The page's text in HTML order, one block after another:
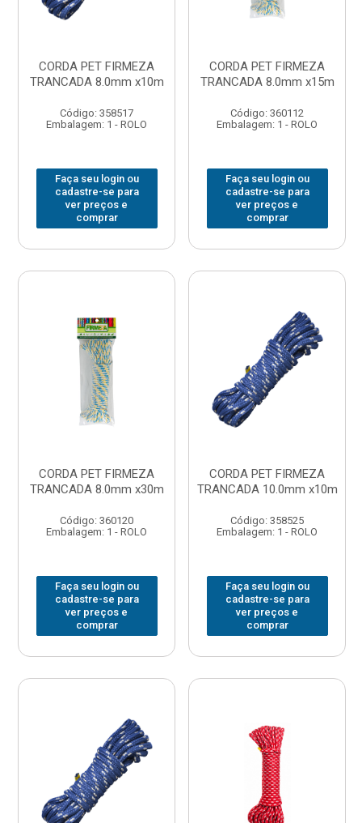
CORDA PET FIRMEZA
TRANCADA 8.0mm x10m
Código: 358517
Embalagem: 1 - ROLO
Faça seu login ou
cadastre-se para
ver preços e
comprar
CORDA PET FIRMEZA
TRANCADA 8.0mm x15m
Código: 360112
Embalagem: 1 - ROLO
Faça seu login ou
cadastre-se para
ver preços e
comprar
CORDA PET FIRMEZA
TRANCADA 8.0mm x30m
Código: 360120
Embalagem: 1 - ROLO
Faça seu login ou
cadastre-se para
ver preços e
comprar
CORDA PET FIRMEZA
TRANCADA 10.0mm x10m
Código: 358525
Embalagem: 1 - ROLO
Faça seu login ou
cadastre-se para
ver preços e
comprar